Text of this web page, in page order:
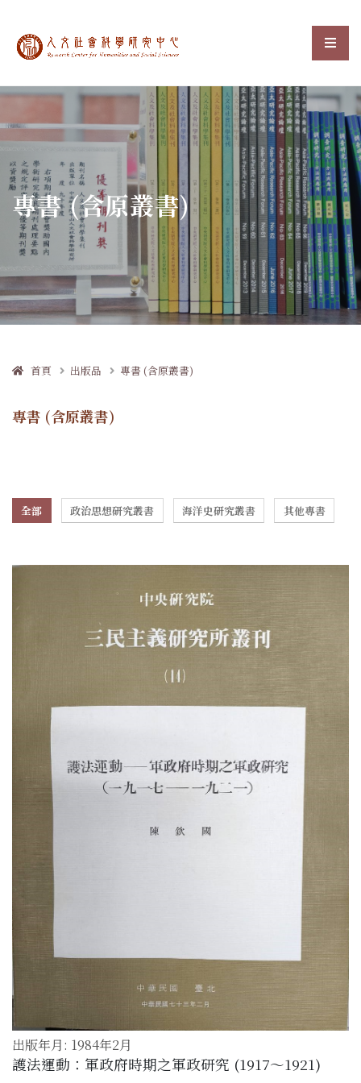
中央研究院人文社會科選
:::
專書 (含原叢書)
首頁 出版品 專書 (含原叢書)
專書 (含原叢書)
全部 政治思想研究叢書 海洋史研究叢書 其他專書
出版年月: 1984年2月
護法運動：軍政府時期之軍政研究 (1917～1921)